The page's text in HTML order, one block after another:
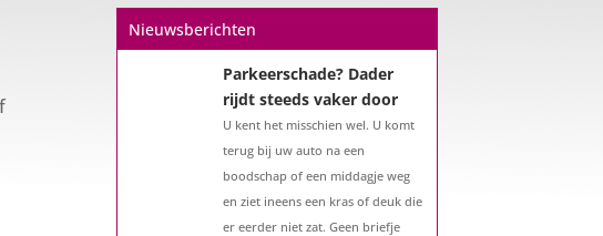
Nieuwsberichten
hypotheek als u 57 jaar of ouder
bent?...
Parkeerschade? Dader
rijdt steeds vaker door
U kent het misschien wel. U komt
terug bij uw auto na een
boodschap of een middagje weg
en ziet ineens een kras of deuk die
er eerder niet zat. Geen briefje